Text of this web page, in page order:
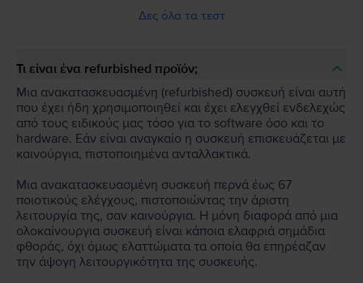
Δες όλα τα τεστ
Τι είναι ένα refurbished προϊόν;
Μια ανακατασκευασμένη (refurbished) συσκευή είναι αυτή
που έχει ήδη χρησιμοποιηθεί και έχει ελεγχθεί ενδελεχώς
από τους ειδικούς μας τόσο για το software όσο και το
hardware. Εάν είναι αναγκαίο η συσκευή επισκευάζεται με
καινούργια, πιστοποιημένα ανταλλακτικά.
Μια ανακατασκευασμένη συσκευή περνά έως 67
ποιοτικούς ελέγχους, πιστοποιώντας την άριστη
λειτουργία της, σαν καινούργια. Η μόνη διαφορά από μια
ολοκαίνουργια συσκευή είναι κάποια ελαφριά σημάδια
φθοράς, όχι όμως ελαττώματα τα οποία θα επηρέαζαν
την άψογη λειτουργικότητα της συσκευής.